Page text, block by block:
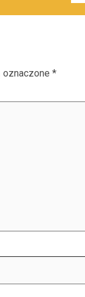
oznaczone *